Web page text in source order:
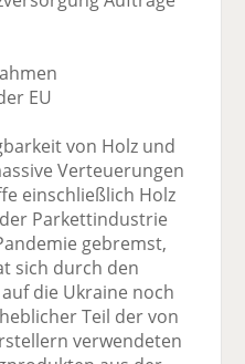
EU
von Holz und
Verteuerungen
einschließlich Holz
Parkettindustrie
gebremst,
sich durch den
die Ukraine noch
Teil der von
verwendeten